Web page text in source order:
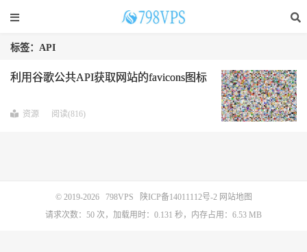
标签：API
利用谷歌公共API获取网站的favicons图标
资源 阅读(816)
© 2019-2026 798VPS 陕ICP备14011112号-2 网站地图
请求次数：50 次，加载用时：0.131 秒，内存占用：6.53 MB